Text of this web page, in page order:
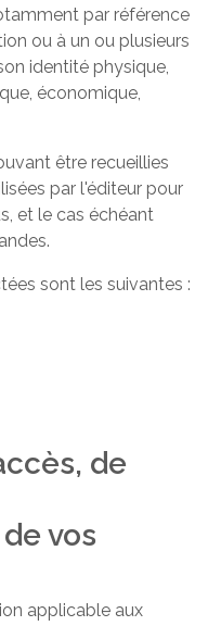
par référence
ou à un ou plusieurs
identité physique,
économique,
être recueillies
par l'éditeur pour
et le cas échéant
sont les suivantes :
de
vos
applicable aux